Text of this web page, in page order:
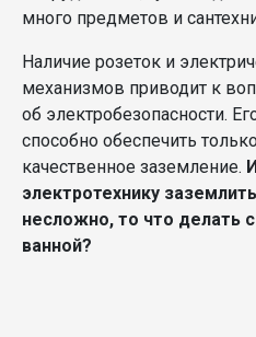
много предметов и
Наличие розеток и
механизмов приводит к
об электробезопасности.
способно обеспечить
качественное заземление.
электротехнику заземлить
несложно, то что делать с
ванной?